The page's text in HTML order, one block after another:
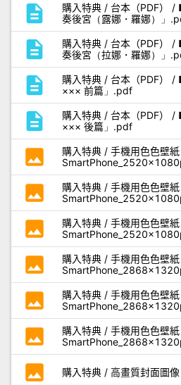
description
購入特典 / 台本（PDF）
奏後宮（露娜・羅娜）」
description
購入特典 / 台本（PDF）
奏後宮（拉娜・羅娜）」
description
購入特典 / 台本（PDF）
××× 前篇」.pdf
description
購入特典 / 台本（PDF）
××× 後篇」.pdf
photo
購入特典 / 手機用色色壁
photo
購入特典 / 手機用色色壁
photo
購入特典 / 手機用色色壁
photo
購入特典 / 手機用色色壁
photo
購入特典 / 手機用色色壁
photo
購入特典 / 手機用色色壁
photo 購入特典 / 高畫質封面圖